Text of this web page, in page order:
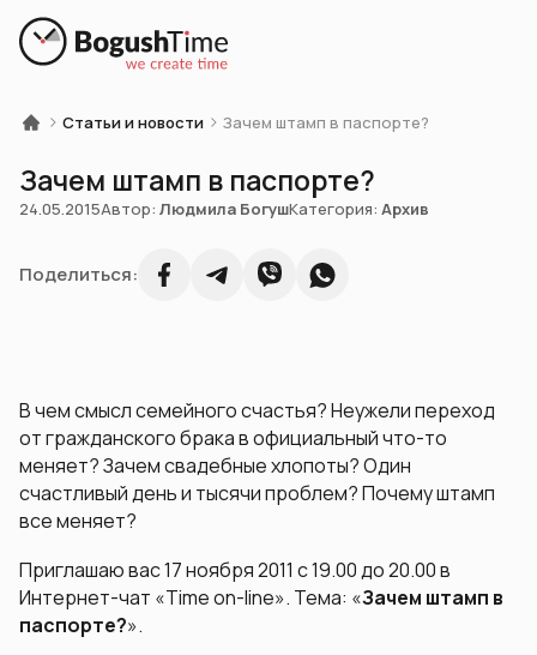
Статьи и новости Зачем штамп в паспорте?
Зачем штамп в паспорте?
24.05.2015Автор: Людмила БогушКатегория: Архив
Поделиться:
В чем смысл семейного счастья? Неужели переход
от гражданского брака в официальный что-то
меняет? Зачем свадебные хлопоты? Один
счастливый день и тысячи проблем? Почему штамп
все меняет?
Приглашаю вас 17 ноября 2011 с 19.00 до 20.00 в
Интернет-чат «Time on-line». Тема: «Зачем штамп в
паспорте?».